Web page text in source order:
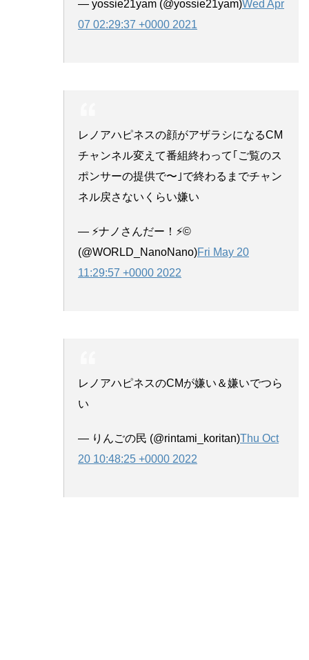
— yossie21yam (@yossie21yam)Wed Apr
07 02:29:37 +0000 2021
レノアハピネスの顔がアザラシになるCM
チャンネル変えて番組終わって｢ご覧のス
ポンサーの提供で〜｣で終わるまでチャン
ネル戻さないくらい嫌い
— ⚡️ナノさんだー！⚡️©
(@WORLD_NanoNano)Fri May 20
11:29:57 +0000 2022
レノアハピネスのCMが嫌い＆嫌いでつら
い
— りんごの民 (@rintami_koritan)Thu Oct
20 10:48:25 +0000 2022